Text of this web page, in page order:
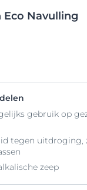
Eco Navulling
gebruik op
tegen uitdroging,
zeep